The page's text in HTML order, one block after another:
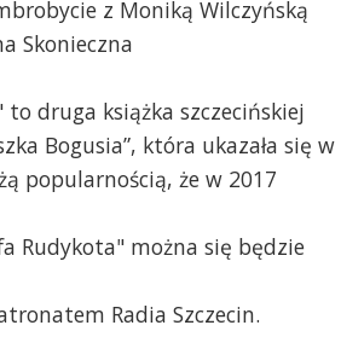
z Moniką Wilczyńską
Skonieczna
druga książka szczecińskiej
Bogusia”, która ukazała się w
popularnością, że w 2017
Rudykota" można się będzie
Radia Szczecin.